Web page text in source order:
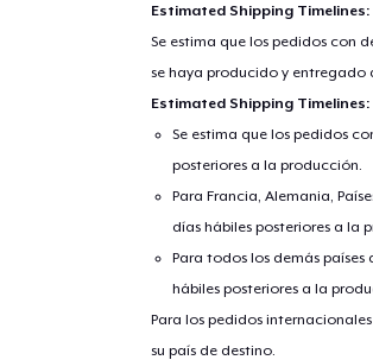
Estimated Shipping
Se estima que los pedidos con
se haya producido y entregado
Estimated Shipping
Se estima que los pedidos
posteriores a la producción.
Para Francia, Alemania,
días hábiles posteriores a la
Para todos los demás países
hábiles posteriores a la
Para los pedidos
su país de destino.